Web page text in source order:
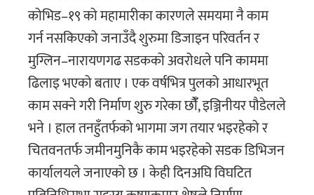
कोभिड–१९ को महामारीका कारणले समयमा नै काम
गर्न नसकिएको जनाउँदै शुरुमा डिजाइन परिवर्तन र
मुग्लिन–नारायणगढ सडकको अवरोधले पनि काममा
ढिलाइ भएको बताए । एक वर्षभित्र पुलको आधारभूत
काम सक्ने गरी निर्माण शुरु गरेका छौंँ, इञ्जिनीयर पौडेलले
भने । हाल तनहुँतर्फको भागमा जग तयार भइरहेको र
चितवनतर्फ जमीनमुनिकै काम भइरहेको सडक डिभिजन
कार्यालयले जनाएको छ । केही दिनअघि विघटित